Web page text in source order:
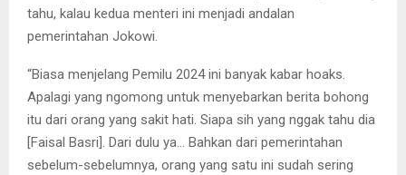
tahu, kalau kedua menteri ini menjadi andalan
pemerintahan Jokowi.
“Biasa menjelang Pemilu 2024 ini banyak kabar hoaks.
Apalagi yang ngomong untuk menyebarkan berita bohong
itu dari orang yang sakit hati. Siapa sih yang nggak tahu dia
[Faisal Basri]. Dari dulu ya… Bahkan dari pemerintahan
sebelum-sebelumnya, orang yang satu ini sudah sering